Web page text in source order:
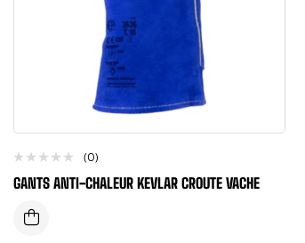
(0)
GANTS ANTI-CHALEUR KEVLAR CROUTE VACHE